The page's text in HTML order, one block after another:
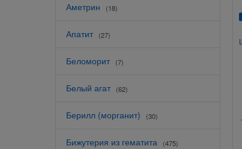
Аметрин (18)
Апатит (27)
Беломорит (7)
Белый агат (62)
Берилл (морганит) (30)
Бижутерия из гематита (475)